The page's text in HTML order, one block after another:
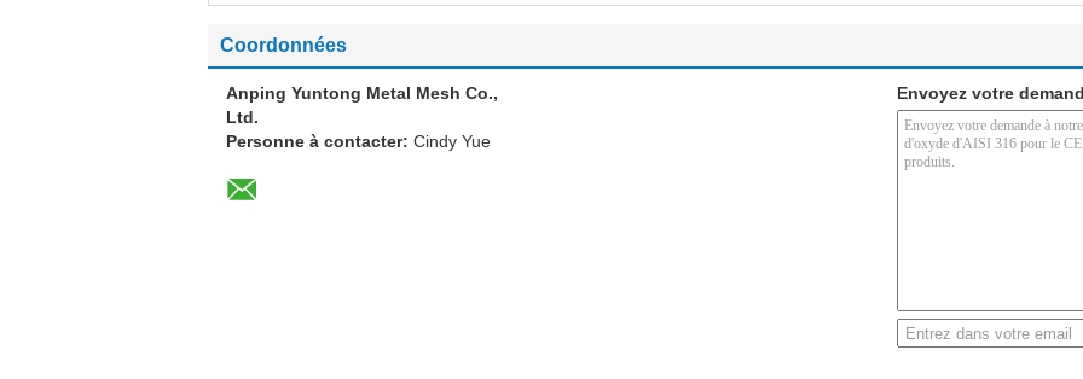
Coordonnées
Anping Yuntong Metal Mesh Co.,
Ltd.
Personne à contacter: Cindy Yue
Envoyez votre